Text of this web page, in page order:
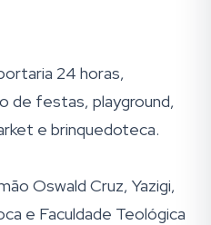
24 horas,
de festas, playground,
e brinquedoteca.
Oswald Cruz, Yazigi,
e Faculdade Teológica